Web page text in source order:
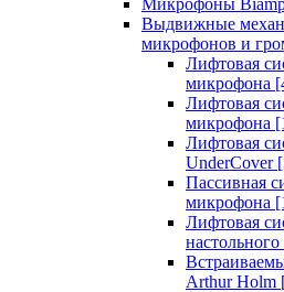
Микрофоны
Выдвижные
микрофонов и
Лифтовая
микрофона
Лифтовая
микрофона
Лифтовая
UnderCover
Пассивная
микрофона
Лифтовая
Arthur Holm